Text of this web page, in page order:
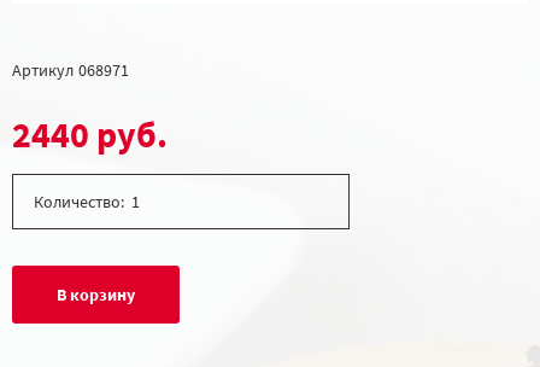
Артикул 068971
2440 руб.
Количество:
В корзину